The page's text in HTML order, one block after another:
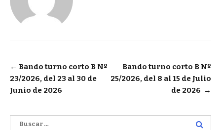
Navegación
de
entradas
← Bando turno corto B Nº
23/2026, del 23 al 30 de
Junio de 2026
Bando turno corto B Nº
25/2026, del 8 al 15 de Julio
de 2026 →
Buscar: